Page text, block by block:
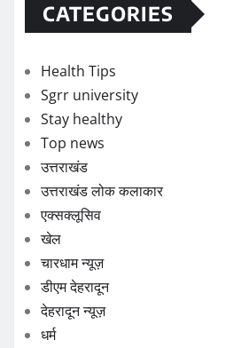
CATEGORIES
Health Tips
Sgrr university
Stay healthy
Top news
उत्तराखंड
उत्तराखंड लोक कलाकार
एक्सक्लूसिव
खेल
चारधाम न्यूज़
डीएम देहरादून
देहरादून न्यूज़
धर्म